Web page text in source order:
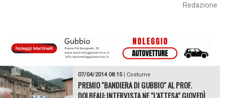
Redazione
07/04/2014 08:15| Costume
PREMIO "BANDIERA DI GUBBIO" AL PROF.
DOLBEAU: INTERVISTA NE "L'ATTESA" GIOVEDÌ